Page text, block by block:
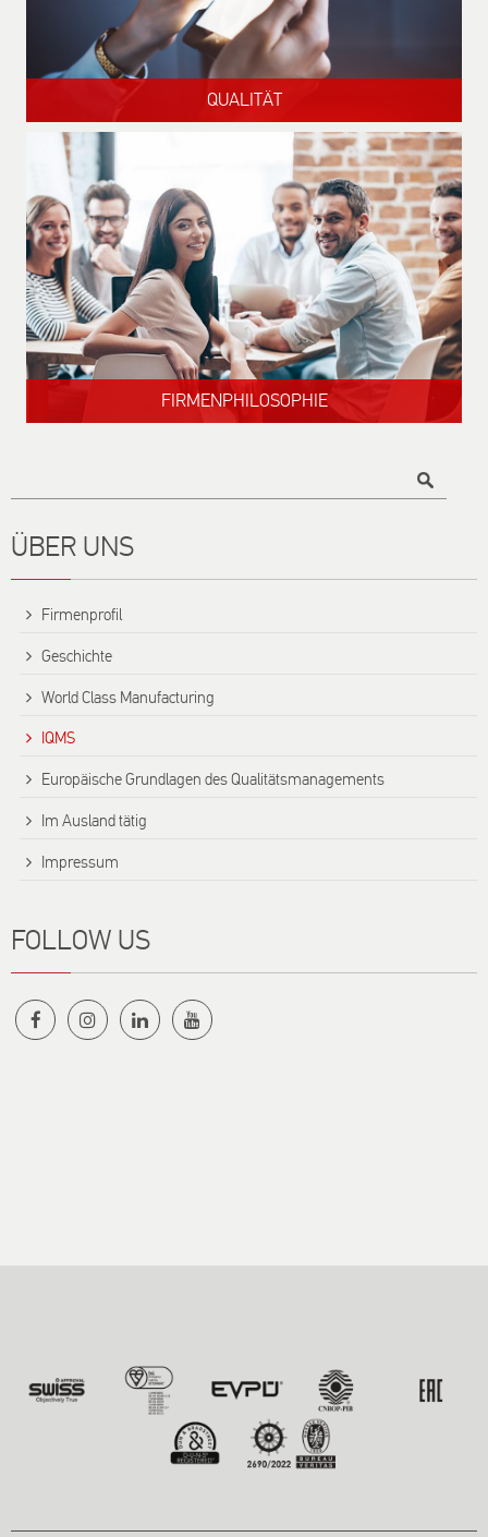
QUALITÄT
FIRMENPHILOSOPHIE
ÜBER UNS
Firmenprofil
Geschichte
World Class Manufacturing
IQMS
Europäische Grundlagen des Qualitätsmanagements
Im Ausland tätig
Impressum
FOLLOW US